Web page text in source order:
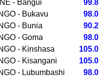
- Bangui
99.8
- Bukavu
98.0
- Bunia
90.2
- Goma
98.0
- Kinshasa
105.0
- Kisangani
105.0
- Lubumbashi
98.0